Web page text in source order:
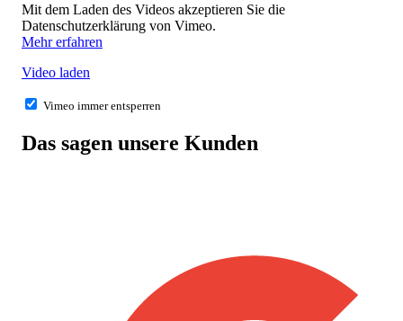
Mit dem Laden des Videos akzeptieren Sie die
Datenschutzerklärung von Vimeo.
Mehr erfahren
Video laden
Vimeo immer entsperren
Das sagen unsere Kunden